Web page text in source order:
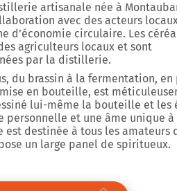
artisanale née à
avec des acteurs
d’économie circulaire. Les
agriculteurs locaux et sont
par la distillerie.
du brassin à la fermentation, en
en bouteille, est
lui-même la bouteille et les
personnelle et une âme unique à
destinée à tous les amateurs
un large panel de spiritueux.